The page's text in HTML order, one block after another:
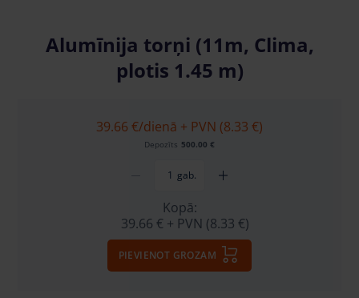
Alumīnija torņi (11m, Clima,
plotis 1.45 m)
39.66 €/dienā + PVN (8.33 €)
Depozīts 500.00 €
gab.
Kopā:
39.66 € + PVN (8.33 €)
PIEVIENOT GROZAM